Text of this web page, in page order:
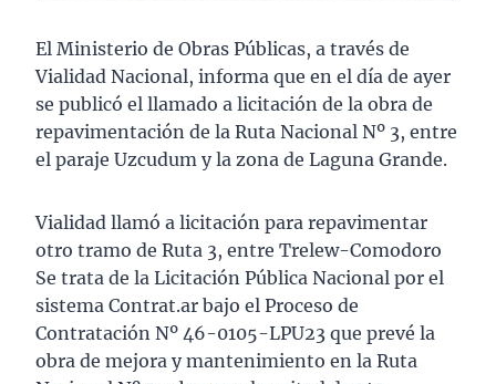
El Ministerio de Obras Públicas, a través de
Vialidad Nacional, informa que en el día de ayer
se publicó el llamado a licitación de la obra de
repavimentación de la Ruta Nacional Nº 3, entre
el paraje Uzcudum y la zona de Laguna Grande.
Vialidad llamó a licitación para repavimentar
otro tramo de Ruta 3, entre Trelew-Comodoro
Se trata de la Licitación Pública Nacional por el
sistema Contrat.ar bajo el Proceso de
Contratación Nº 46-0105-LPU23 que prevé la
obra de mejora y mantenimiento en la Ruta